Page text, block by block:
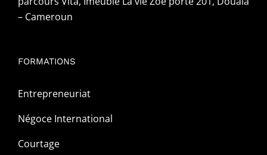
– Cameroun
FORMATIONS
Entrepreneuriat
Négoce International
Courtage